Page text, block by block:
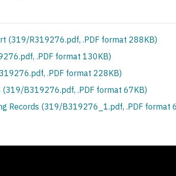
(319/R319276.pdf, .PDF format 288KB)
.PDF format 130KB)
.PDF format 228KB)
(319/B319276.pdf, .PDF format 67KB)
Records (319/B319276_1.pdf, .PDF format